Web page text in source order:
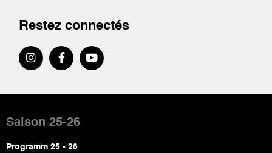
Restez connectés
de
page
Saison 25-26
Programm 25 - 26